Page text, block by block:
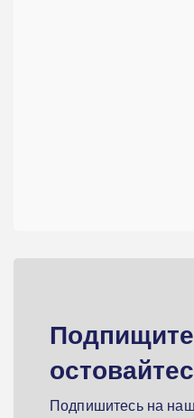
Подпишитесь на